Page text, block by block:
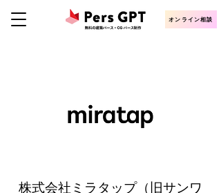
オンライン相談
株式会社ミラタップ（旧サンワ